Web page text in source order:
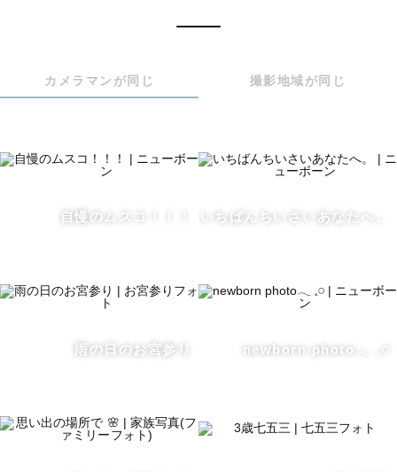
⸻
高松市内は基本的に出張料無料でお伺いします。
（施設利用料・駐車場代はご負担をお願いしております）
七五三やお宮参りについては
カメラマンが同じ 撮影地域が同じ
自慢のムスコ！！！ いちばんちいさいあなたへ。
雨の日のお宮参り newborn photo𓂃 𓈒𓏸